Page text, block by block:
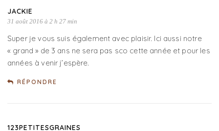
JACKIE
31 août 2016 à 2 h 27 min
Super je vous suis également avec plaisir. Ici aussi notre
« grand » de 3 ans ne sera pas sco cette année et pour les
années à venir j’espère.
RÉPONDRE
123PETITESGRAINES